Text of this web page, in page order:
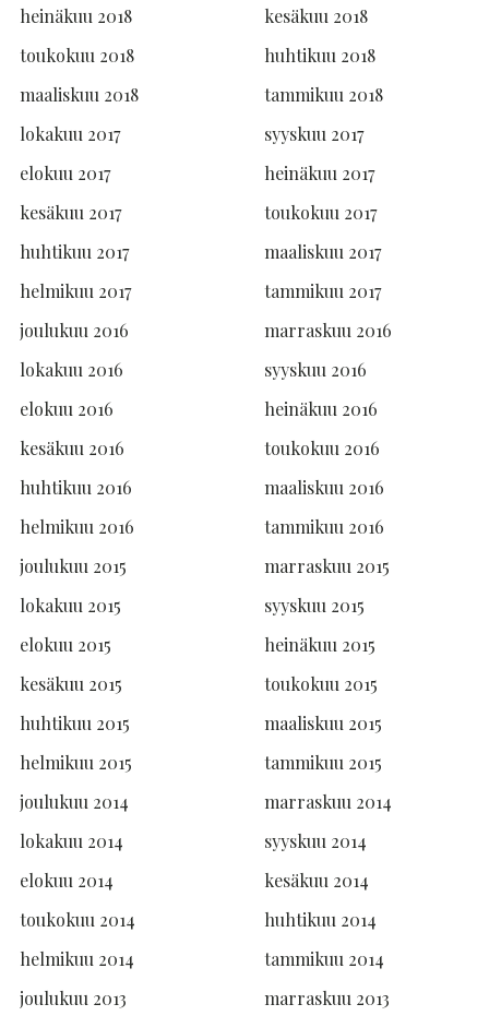
heinäkuu 2018
kesäkuu 2018
toukokuu 2018
huhtikuu 2018
maaliskuu 2018
tammikuu 2018
lokakuu 2017
syyskuu 2017
elokuu 2017
heinäkuu 2017
kesäkuu 2017
toukokuu 2017
huhtikuu 2017
maaliskuu 2017
helmikuu 2017
tammikuu 2017
joulukuu 2016
marraskuu 2016
lokakuu 2016
syyskuu 2016
elokuu 2016
heinäkuu 2016
kesäkuu 2016
toukokuu 2016
huhtikuu 2016
maaliskuu 2016
helmikuu 2016
tammikuu 2016
joulukuu 2015
marraskuu 2015
lokakuu 2015
syyskuu 2015
elokuu 2015
heinäkuu 2015
kesäkuu 2015
toukokuu 2015
huhtikuu 2015
maaliskuu 2015
helmikuu 2015
tammikuu 2015
joulukuu 2014
marraskuu 2014
lokakuu 2014
syyskuu 2014
elokuu 2014
kesäkuu 2014
toukokuu 2014
huhtikuu 2014
helmikuu 2014
tammikuu 2014
joulukuu 2013
marraskuu 2013